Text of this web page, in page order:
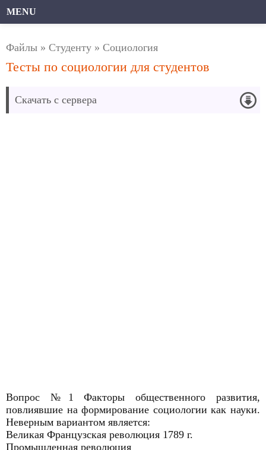
MENU
Файлы » Студенту » Социология
Тесты по социологии для студентов
Скачать с сервера
Вопрос №1 Факторы общественного развития,
повлиявшие на формирование социологии как науки.
Неверным вариантом является:
Великая Французская революция 1789 г.
Промышленная революция